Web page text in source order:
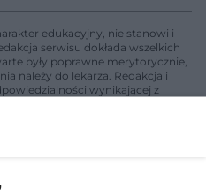
edukacyjny, nie stanowi i
serwisu dokłada wszelkich
były poprawne merytorycznie,
należy do lekarza. Redakcja i
wynikającej z
art. 3 ust 1 ustawy o